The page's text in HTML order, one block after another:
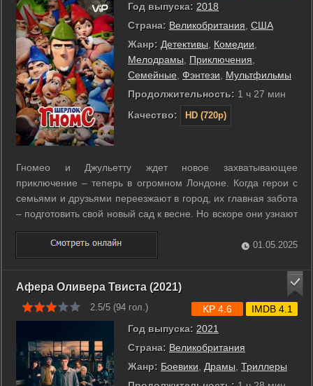
Год выпуска: 2018
Страна: Великобритания, США
Жанр: Детективы, Комедии,
Мелодрамы, Приключения,
Семейные, Фэнтези, Мультфильмы
Продолжительность: 1 ч 27 мин
Качество:
HD (720p)
Гномео и Джульетту ждет новое захватывающее
приключение – теперь в огромном Лондоне. Когда герои с
семьями и друзьями переезжают в город, их главная забота
– подготовить свой новый сад к весне. Но вскоре они узнают
тревожную новость: по всему Лондону таинственным
образом исчезают их собратья-гномы! И вот однажды
Гномео и Джульетта, вернувшись ...
01.05.2025
Афера Оливера Твиста (2021)
2.5/5 (94 гол.)
Год выпуска: 2021
Страна: Великобритания
Жанр: Боевики Драмы Триллеры
KP 4.6 IMDB 4.1